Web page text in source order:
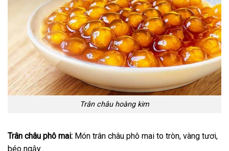
Trân châu hoàng kim
Trân châu phô mai: Món trân châu phô mai to tròn, vàng tươi,
béo ngậy.